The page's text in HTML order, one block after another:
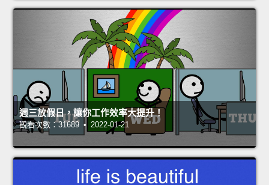
週三放假日，讓你工作效率大提升！
觀看次數：31689 • 2022-01-21